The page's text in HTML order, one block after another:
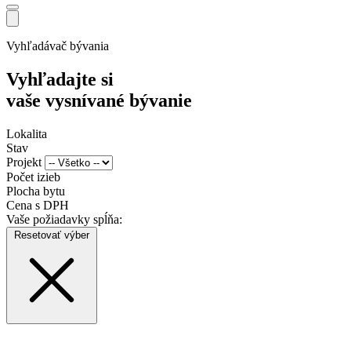
Vyhľadávač bývania
Vyhľadajte si
vaše vysnívané bývanie
Lokalita
Stav
Projekt
Počet izieb
Plocha bytu
Cena s DPH
Vaše požiadavky spĺňa:
Resetovať výber